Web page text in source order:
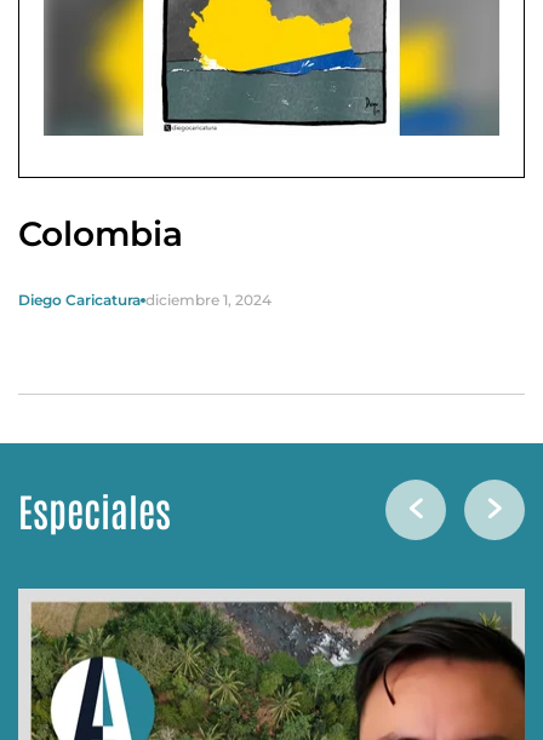
Colombia
Diego Caricatura diciembre 1, 2024
Especiales